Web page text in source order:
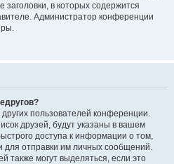
заголовки, в которых содержится
Администратор конференции
пользователей конференции.
друзей, будут указаны в вашем
доступа к информации о том,
для отправки им личных сообщений.
также могут выделяться, если это